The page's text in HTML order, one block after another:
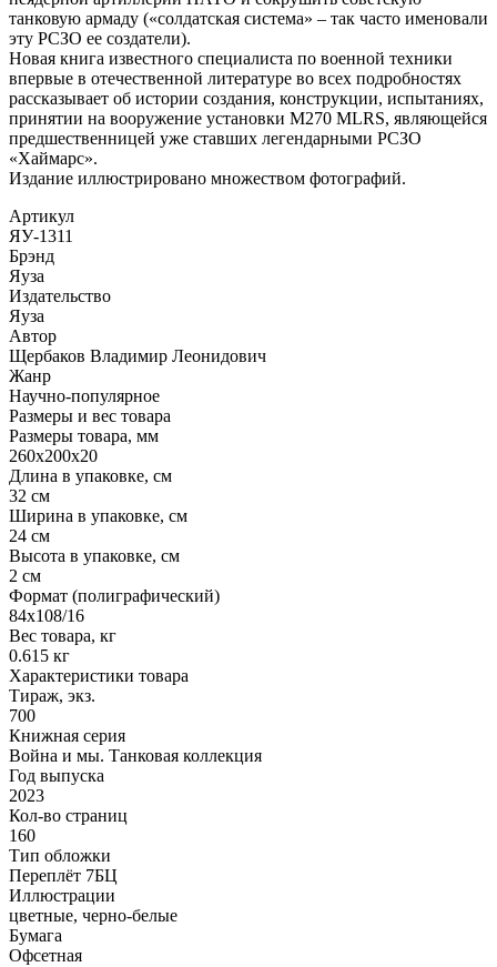
танковую армаду («солдатская система» – так часто именовали
эту РСЗО ее создатели).
Новая книга известного специалиста по военной техники
впервые в отечественной литературе во всех подробностях
рассказывает об истории создания, конструкции, испытаниях,
принятии на вооружение установки М270 MLRS, являющейся
предшественницей уже ставших легендарными РСЗО
«Хаймарс».
Издание иллюстрировано множеством фотографий.
Артикул
ЯУ-1311
Брэнд
Яуза
Издательство
Яуза
Автор
Щербаков Владимир Леонидович
Жанр
Научно-популярное
Размеры и вес товара
Размеры товара, мм
260х200х20
Длина в упаковке, см
32 см
Ширина в упаковке, см
24 см
Высота в упаковке, см
2 см
Формат (полиграфический)
84х108/16
Вес товара, кг
0.615 кг
Характеристики товара
Тираж, экз.
700
Книжная серия
Война и мы. Танковая коллекция
Год выпуска
2023
Кол-во страниц
160
Тип обложки
Переплёт 7БЦ
Иллюстрации
цветные, черно-белые
Бумага
Офсетная